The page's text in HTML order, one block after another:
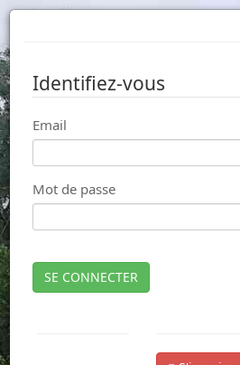
Identifiez-vous
Email
Mot de passe
SE CONNECTER